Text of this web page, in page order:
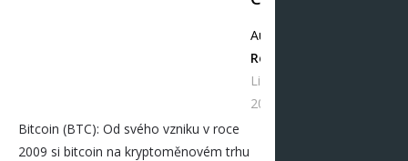
Autor
Redakce
Lis 10,
2025
Bitcoin (BTC): Od svého vzniku v roce
2009 si bitcoin na kryptoměnovém trhu